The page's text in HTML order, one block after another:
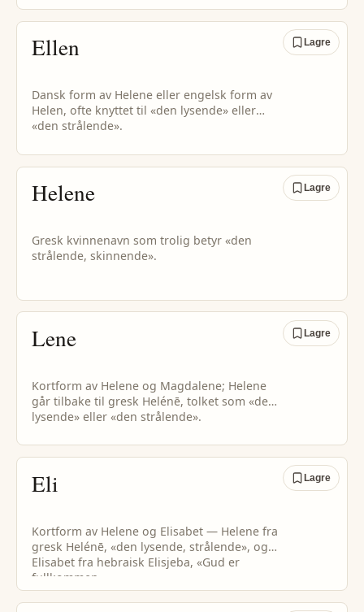
Ellen
Dansk form av Helene eller engelsk form av
Helen, ofte knyttet til «den lysende» eller
«den strålende».
Lagre
Helene
Gresk kvinnenavn som trolig betyr «den
strålende, skinnende».
Lagre
Lene
Kortform av Helene og Magdalene; Helene
går tilbake til gresk Helénē, tolket som «den
lysende» eller «den strålende».
Lagre
Eli
Kortform av Helene og Elisabet — Helene fra
gresk Helénē, «den lysende, strålende», og
Elisabet fra hebraisk Elisjeba, «Gud er
fullkommen».
Lagre